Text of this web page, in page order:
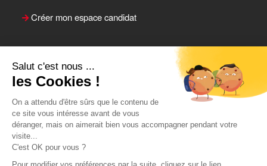
Salut c'est nous ...
les Cookies !
On a attendu d'être sûrs que le contenu de
ce site vous intéresse avant de vous
déranger, mais on aimerait bien vous accompagner pendant votre
visite...
C'est OK pour vous ?
Créer mon espace candidat